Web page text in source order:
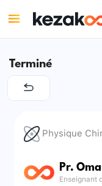
Terminé
Physique
Pr.
Enseignant